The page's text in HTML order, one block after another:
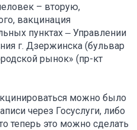
– вторую,
вакцинация
пунктах ‒ Управлении
г. Дзержинска (бульвар
рынок» (пр-кт
можно было
через Госуслуги, либо
теперь это можно сделать